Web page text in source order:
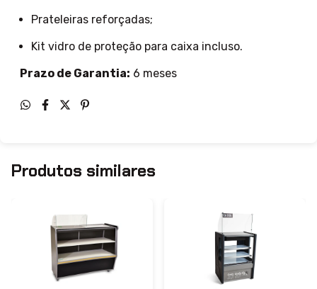
Prateleiras reforçadas;
Kit vidro de proteção para caixa incluso.
Prazo de Garantia: 6 meses
Produtos similares